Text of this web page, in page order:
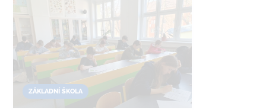
ZÁKLADNÍ ŠKOLA